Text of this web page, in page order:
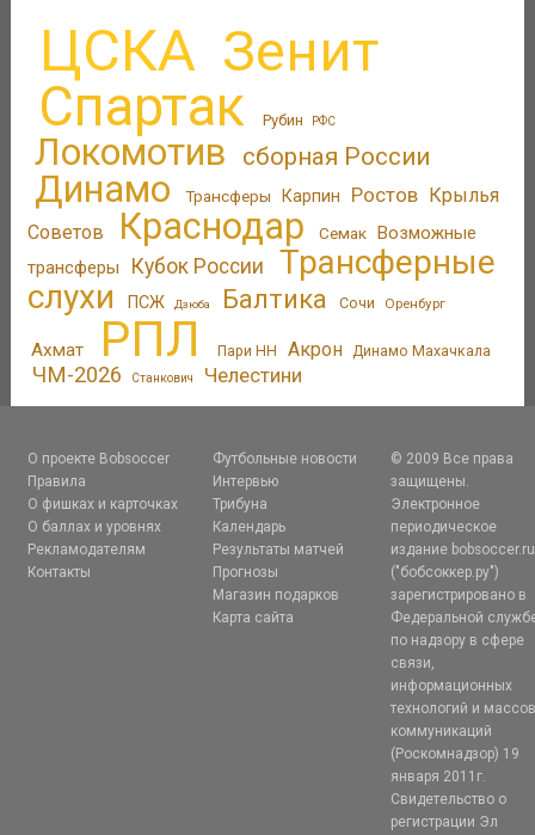
ЦСКА Зенит
Спартак Рубин РФС
Локомотив сборная России
Динамо Трансферы Карпин Ростов Крылья
Советов
Краснодар Семак Возможные
трансферы
Кубок России
Трансферные
слухи
ПСЖ Дзюба Балтика Сочи Оренбург
Ахмат РПЛ Пари НН Акрон Динамо Махачкала
ЧМ-2026 Станкович Челестини
О проекте Bobsoccer
Правила
О фишках и карточках
О баллах и уровнях
Рекламодателям
Контакты
Футбольные новости
Интервью
Трибуна
Календарь
Результаты матчей
Прогнозы
Магазин подарков
Карта сайта
© 2009 Все права
защищены.
Электронное
периодическое
издание bobsoccer.ru
("бобсоккер.ру")
зарегистрировано в
Федеральной
по надзору в сфере
связи,
информационных
технологий и
коммуникаций
(Роскомнадзор) 19
января 2011г.
Свидетельство о
регистрации Эл